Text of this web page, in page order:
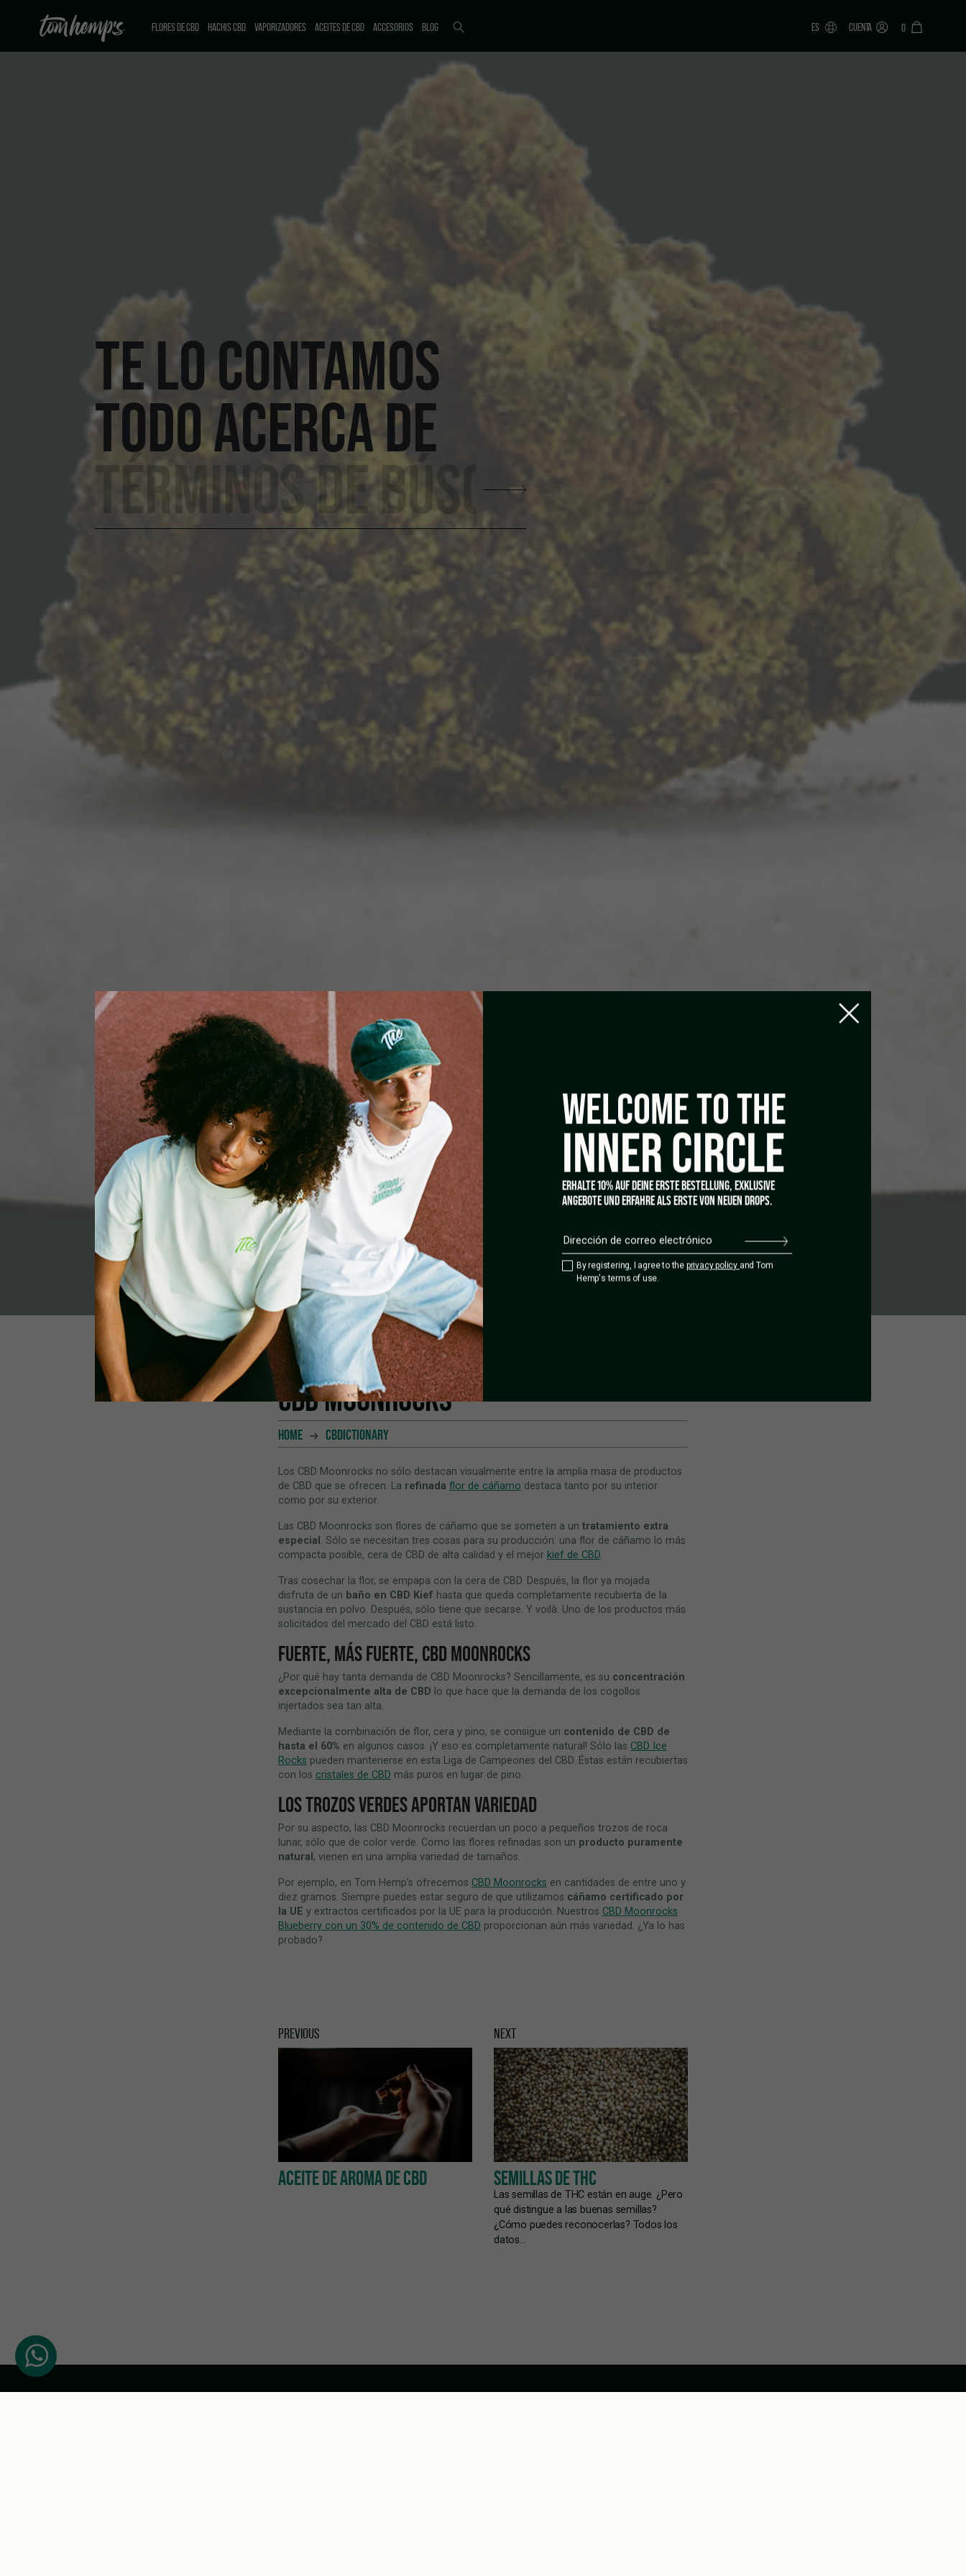
FLORES DE CBD
HACHIS CBD VAPORIZADORES ACEITES DE CBD ACCESORIOS BLOG ES CUENTA 0
TE LO CONTAMOS
TODO ACERCA DE
CBD MOONROCKS
HOME CBDICTIONARY
Los CBD Moonrocks no sólo destacan visualmente entre la amplia masa de productos
de CBD que se ofrecen. La refinada flor de cáñamo destaca tanto por su interior
como por su exterior.
Las CBD Moonrocks son flores de cáñamo que se someten a un tratamiento extra
especial . Sólo se necesitan tres cosas para su producción: una flor de cáñamo lo más
compacta posible, cera de CBD de alta calidad y el mejor kief de CBD.
Tras cosechar la flor, se empapa con la cera de CBD. Después, la flor ya mojada
disfruta de un baño en CBD Kief hasta que queda completamente recubierta de la
sustancia en polvo. Después, sólo tiene que secarse. Y voilà: Uno de los productos más
solicitados del mercado del CBD está listo.
FUERTE, MÁS FUERTE, CBD MOONROCKS
¿Por qué hay tanta demanda de CBD Moonrocks? Sencillamente, es su concentración
excepcionalmente alta de CBD lo que hace que la demanda de los cogollos
injertados sea tan alta.
Mediante la combinación de flor, cera y pino, se consigue un contenido de CBD de
hasta el 60% en algunos casos. ¡Y eso es completamente natural! Sólo las CBD Ice
Rocks pueden mantenerse en esta Liga de Campeones del CBD. Éstas están recubiertas
con los cristales de CBD más puros en lugar de pino.
LOS TROZOS VERDES APORTAN VARIEDAD
Por su aspecto, las CBD Moonrocks recuerdan un poco a pequeños trozos de roca
lunar, sólo que de color verde. Como las flores refinadas son un producto puramente
natural , vienen en una amplia variedad de tamaños.
Por ejemplo, en Tom Hemp’s ofrecemos CBD Moonrocks en cantidades de entre uno y
diez gramos. Siempre puedes estar seguro de que utilizamos cáñamo certificado por
la UE y extractos certificados por la UE para la producción. Nuestros CBD Moonrocks
Blueberry con un 30% de contenido de CBD proporcionan aún más variedad. ¿Ya lo has
probado?
PREVIOUS
ACEITE DE AROMA DE CBD
NEXT
SEMILLAS DE THC
Las semillas de THC están en auge. ¿Pero
qué distingue a las buenas semillas?
¿Cómo puedes reconocerlas? Todos los
datos…
WELCOME TO THE
INNER CIRCLE
ERHALTE 10% AUF DEINE ERSTE BESTELLUNG, EXKLUSIVE
ANGEBOTE UND ERFAHRE ALS ERSTE VON NEUEN DROPS.
By registering, I agree to the privacy policy and Tom
Hemp's terms of use.